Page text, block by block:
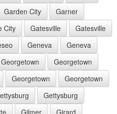
Garden City
Garner
City Gatesville
Gatesville
Geneva
Geneva
Georgetown
Georgetown
Georgetown
Georgetown
Gettysburg
Gilmer
Girard